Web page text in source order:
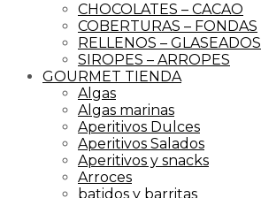
CHOCOLATES – CACAO
COBERTURAS – FONDAS
RELLENOS – GLASEADOS
SIROPES – ARROPES
GOURMET TIENDA
Algas
Algas marinas
Aperitivos Dulces
Aperitivos Salados
Aperitivos y snacks
Arroces
batidos y barritas